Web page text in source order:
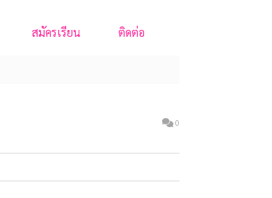
สมัครเรียน ติดต่อ
0